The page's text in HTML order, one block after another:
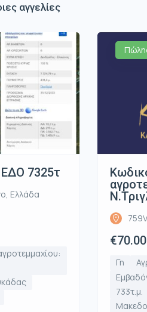
αγγελίες
7325τ
Ελλάδα
Γη
733τ.μ.